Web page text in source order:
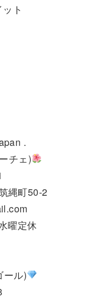
ト
.
チェ)
縄町50-2
曜定休
ール)